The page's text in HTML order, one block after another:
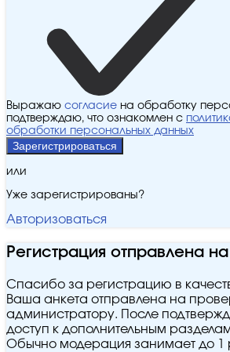
Выражаю согласие на обработку
подтверждаю, что ознакомлен с
обработки персональных данных
Зарегистрироваться
или
Уже зарегистрированы?
Авторизоваться
Регистрация отправлена
Спасибо за регистрацию в
Ваша анкета отправлена на
администратору. После
доступ к дополнительным
Обычно модерация занимает до 1